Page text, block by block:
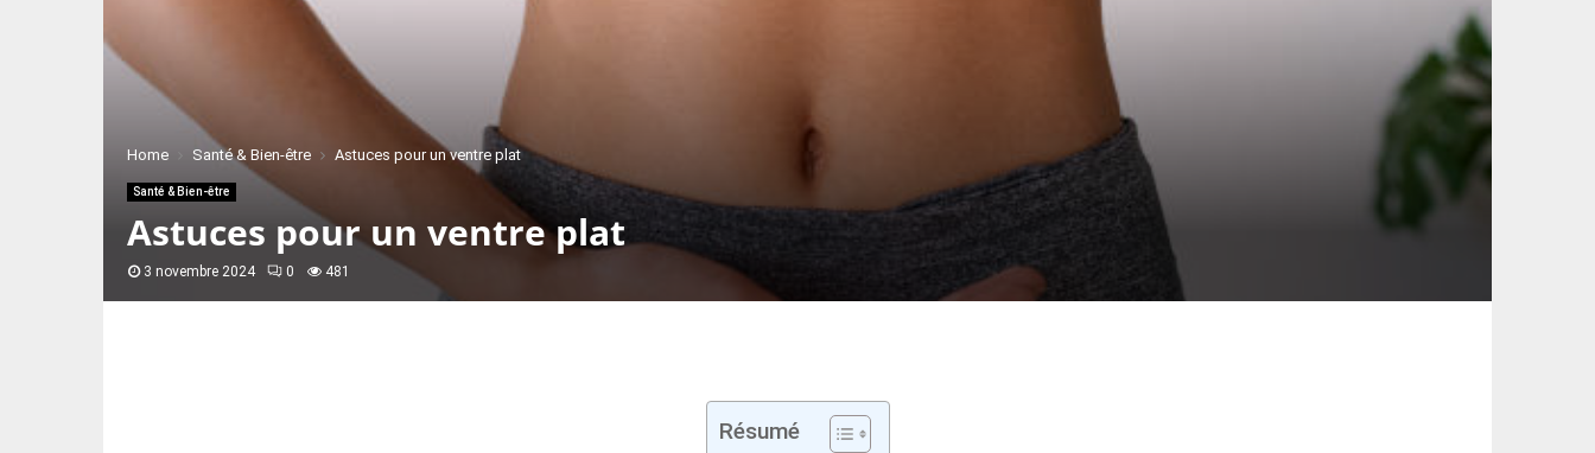
Home Santé & Bien-être Astuces pour un ventre plat
Santé & Bien-être
Astuces pour un ventre plat
3 novembre 2024 0 481
Résumé